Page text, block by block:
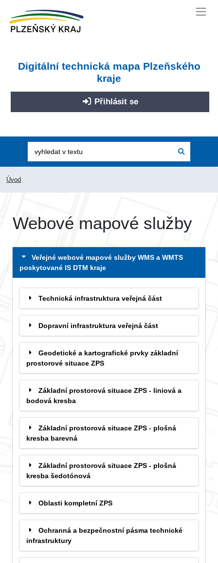
Digitální technická mapa Plzeňského
kraje
Přihlásit se
Úvod
Webové mapové služby
Veřejné webové mapové služby WMS a WMTS
poskytované IS DTM kraje
Technická infrastruktura veřejná část
Dopravní infrastruktura veřejná část
Geodetické a kartografické prvky základní
prostorové situace ZPS
Základní prostorová situace ZPS - liniová a
bodová kresba
Základní prostorová situace ZPS - plošná
kresba barevná
Základní prostorová situace ZPS - plošná
kresba šedotónová
Oblasti kompletní ZPS
Ochranná a bezpečnostní pásma technické
infrastruktury